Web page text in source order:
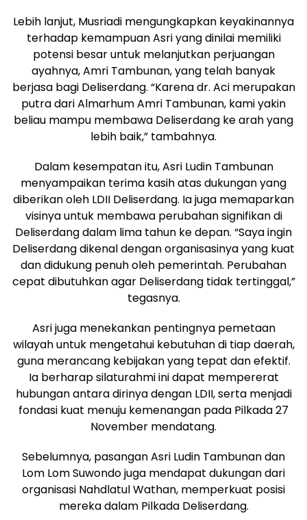
Lebih lanjut, Musriadi mengungkapkan keyakinannya
terhadap kemampuan Asri yang dinilai memiliki
potensi besar untuk melanjutkan perjuangan
ayahnya, Amri Tambunan, yang telah banyak
berjasa bagi Deliserdang. “Karena dr. Aci merupakan
putra dari Almarhum Amri Tambunan, kami yakin
beliau mampu membawa Deliserdang ke arah yang
lebih baik,” tambahnya.
Dalam kesempatan itu, Asri Ludin Tambunan
menyampaikan terima kasih atas dukungan yang
diberikan oleh LDII Deliserdang. Ia juga memaparkan
visinya untuk membawa perubahan signifikan di
Deliserdang dalam lima tahun ke depan. “Saya ingin
Deliserdang dikenal dengan organisasinya yang kuat
dan didukung penuh oleh pemerintah. Perubahan
cepat dibutuhkan agar Deliserdang tidak tertinggal,”
tegasnya.
Asri juga menekankan pentingnya pemetaan
wilayah untuk mengetahui kebutuhan di tiap daerah,
guna merancang kebijakan yang tepat dan efektif.
Ia berharap silaturahmi ini dapat mempererat
hubungan antara dirinya dengan LDII, serta menjadi
fondasi kuat menuju kemenangan pada Pilkada 27
November mendatang.
Sebelumnya, pasangan Asri Ludin Tambunan dan
Lom Lom Suwondo juga mendapat dukungan dari
organisasi Nahdlatul Wathan, memperkuat posisi
mereka dalam Pilkada Deliserdang.